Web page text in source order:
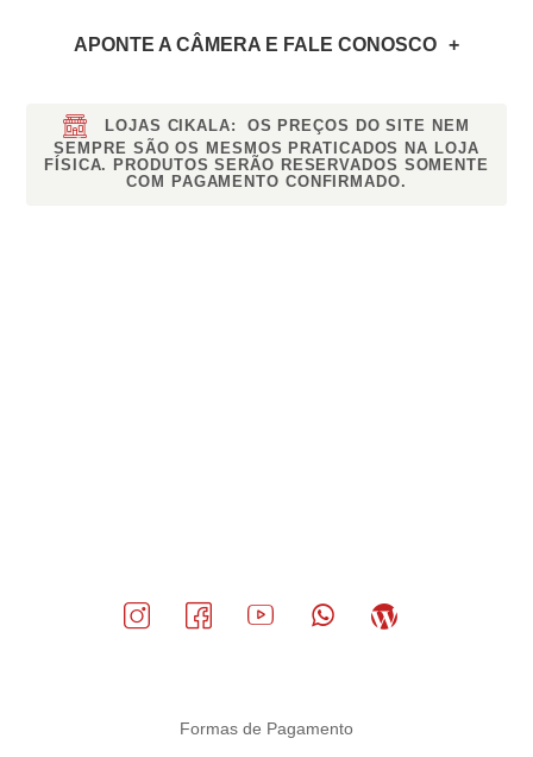
APONTE A CÂMERA E FALE CONOSCO
LOJAS CIKALA:
OS PREÇOS DO SITE NEM
SEMPRE SÃO OS MESMOS PRATICADOS NA LOJA
FÍSICA. PRODUTOS SERÃO RESERVADOS SOMENTE
COM PAGAMENTO CONFIRMADO.
Formas de Pagamento